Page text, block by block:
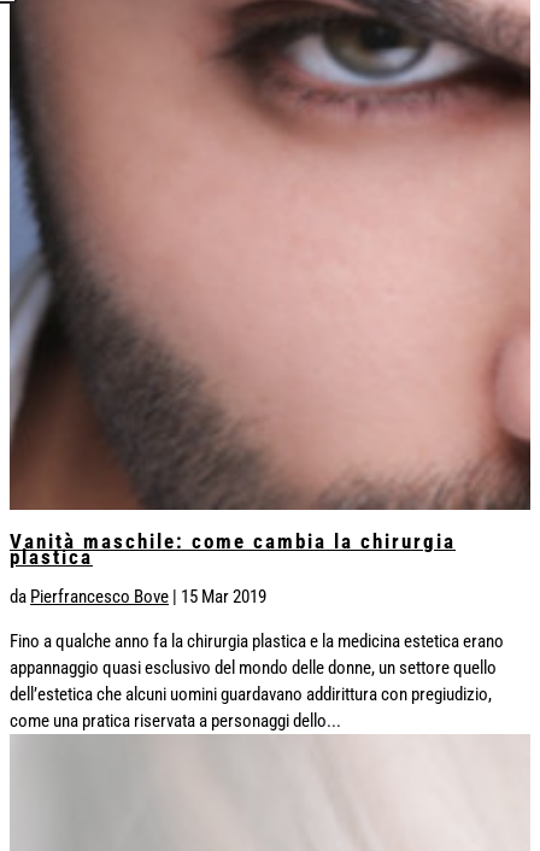
Vanità maschile: come cambia la chirurgia
plastica
da Pierfrancesco Bove 15 Mar 2019
Fino a qualche anno fa la chirurgia plastica e la medicina estetica erano
appannaggio quasi esclusivo del mondo delle donne, un settore quello
dell’estetica che alcuni uomini guardavano addirittura con pregiudizio,
come una pratica riservata a personaggi dello...